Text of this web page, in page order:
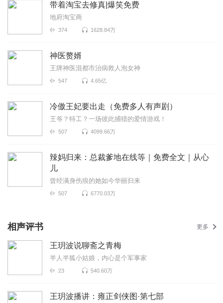
带着淘宝去修真|爆笑免费
地府淘宝商
374 1628.84万
神医赘婿
王牌神医混都市治病救人泡女神
547 4.65亿
冷傲王妃要出走（免费多人有声剧）
王爷？特工？一场彼此捕猎的爱情游戏！
507 4099.66万
辣妈归来：总裁爹地在线等｜免费全文｜从心
儿
曾经满身伤痕的她如今华丽归来
507 6770.03万
相声评书 更多
王玥波说聊斋之青梅
半人半狐小姑娘，内心是个军事家
23 540.60万
王玥波播讲：雍正剑侠图·第七部